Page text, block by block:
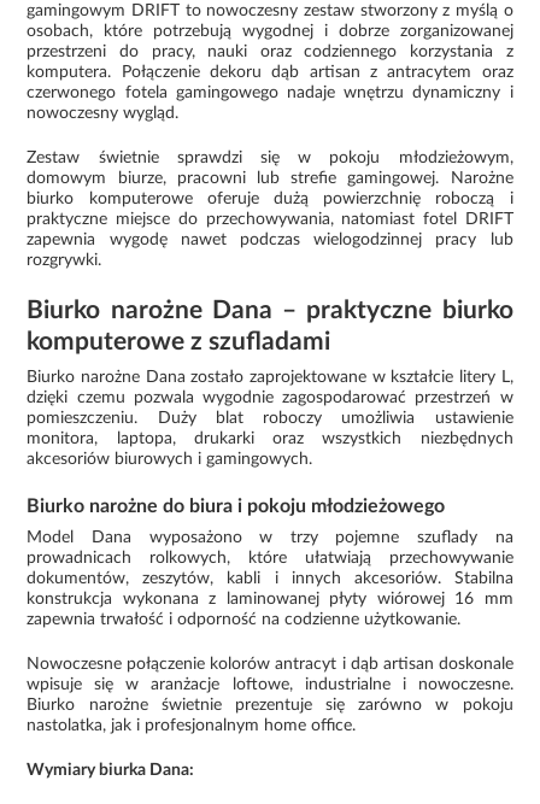
gamingowym DRIFT to nowoczesny zestaw stworzony z myślą o
osobach, które potrzebują wygodnej i dobrze zorganizowanej
przestrzeni do pracy, nauki oraz codziennego korzystania z
komputera. Połączenie dekoru dąb artisan z antracytem oraz
czerwonego fotela gamingowego nadaje wnętrzu dynamiczny i
nowoczesny wygląd.
Zestaw świetnie sprawdzi się w pokoju młodzieżowym,
domowym biurze, pracowni lub strefie gamingowej. Narożne
biurko komputerowe oferuje dużą powierzchnię roboczą i
praktyczne miejsce do przechowywania, natomiast fotel DRIFT
zapewnia wygodę nawet podczas wielogodzinnej pracy lub
rozgrywki.
Biurko narożne Dana – praktyczne biurko
komputerowe z szufladami
Biurko narożne Dana zostało zaprojektowane w kształcie litery L,
dzięki czemu pozwala wygodnie zagospodarować przestrzeń w
pomieszczeniu. Duży blat roboczy umożliwia ustawienie
monitora, laptopa, drukarki oraz wszystkich niezbędnych
akcesoriów biurowych i gamingowych.
Biurko narożne do biura i pokoju młodzieżowego
Model Dana wyposażono w trzy pojemne szuflady na
prowadnicach rolkowych, które ułatwiają przechowywanie
dokumentów, zeszytów, kabli i innych akcesoriów. Stabilna
konstrukcja wykonana z laminowanej płyty wiórowej 16 mm
zapewnia trwałość i odporność na codzienne użytkowanie.
Nowoczesne połączenie kolorów antracyt i dąb artisan doskonale
wpisuje się w aranżacje loftowe, industrialne i nowoczesne.
Biurko narożne świetnie prezentuje się zarówno w pokoju
nastolatka, jak i profesjonalnym home office.
Wymiary biurka Dana: